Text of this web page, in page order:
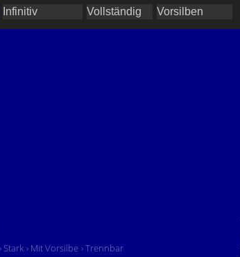
› Stark › Mit Vorsilbe › Trennbar